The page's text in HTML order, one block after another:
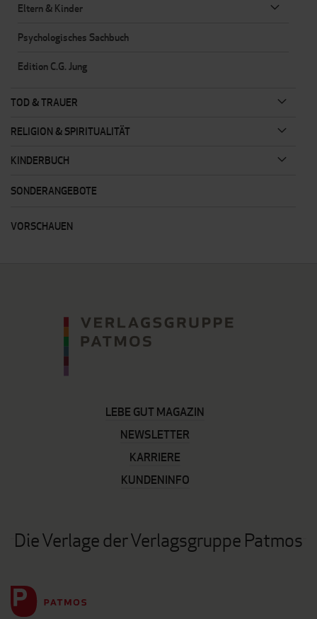
Eltern & Kinder
Psychologisches Sachbuch
Edition C.G. Jung
TOD & TRAUER
RELIGION & SPIRITUALITÄT
KINDERBUCH
SONDERANGEBOTE
VORSCHAUEN
LEBE GUT MAGAZIN
NEWSLETTER
KARRIERE
KUNDENINFO
Die Verlage der Verlagsgruppe Patmos